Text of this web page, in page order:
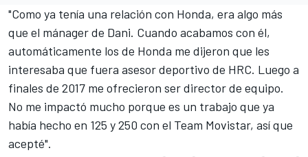
"Como ya tenía una relación con Honda, era algo más
que el mánager de Dani. Cuando acabamos con él,
automáticamente los de Honda me dijeron que les
interesaba que fuera asesor deportivo de HRC. Luego a
finales de 2017 me ofrecieron ser director de equipo.
No me impactó mucho porque es un trabajo que ya
había hecho en 125 y 250 con el Team Movistar, así que
acepté".